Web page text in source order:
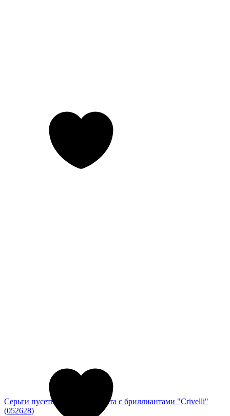
Серьги пусеты из белого золота с бриллиантами "Crivelli"
(052628)